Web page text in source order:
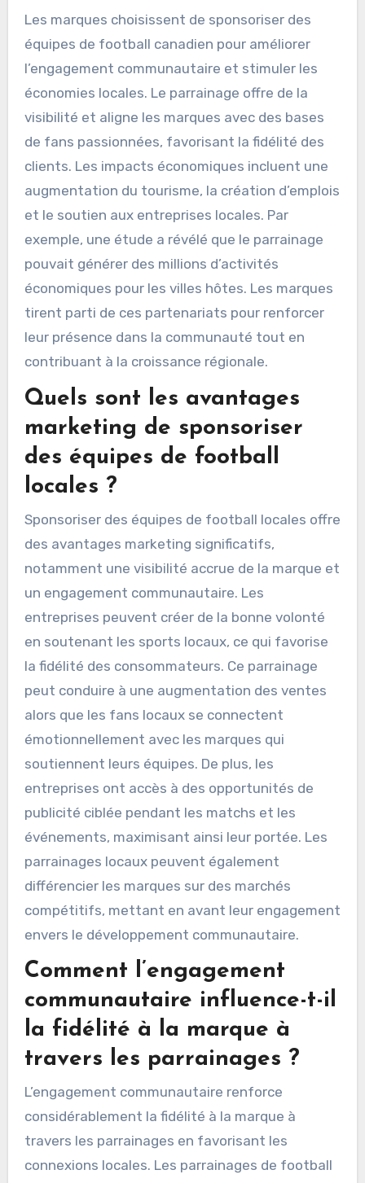
Les marques choisissent de sponsoriser des
équipes de football canadien pour améliorer
l’engagement communautaire et stimuler les
économies locales. Le parrainage offre de la
visibilité et aligne les marques avec des bases
de fans passionnées, favorisant la fidélité des
clients. Les impacts économiques incluent une
augmentation du tourisme, la création d’emplois
et le soutien aux entreprises locales. Par
exemple, une étude a révélé que le parrainage
pouvait générer des millions d’activités
économiques pour les villes hôtes. Les marques
tirent parti de ces partenariats pour renforcer
leur présence dans la communauté tout en
contribuant à la croissance régionale.
Quels sont les avantages
marketing de sponsoriser
des équipes de football
locales ?
Sponsoriser des équipes de football locales offre
des avantages marketing significatifs,
notamment une visibilité accrue de la marque et
un engagement communautaire. Les
entreprises peuvent créer de la bonne volonté
en soutenant les sports locaux, ce qui favorise
la fidélité des consommateurs. Ce parrainage
peut conduire à une augmentation des ventes
alors que les fans locaux se connectent
émotionnellement avec les marques qui
soutiennent leurs équipes. De plus, les
entreprises ont accès à des opportunités de
publicité ciblée pendant les matchs et les
événements, maximisant ainsi leur portée. Les
parrainages locaux peuvent également
différencier les marques sur des marchés
compétitifs, mettant en avant leur engagement
envers le développement communautaire.
Comment l’engagement
communautaire influence-t-il
la fidélité à la marque à
travers les parrainages ?
L’engagement communautaire renforce
considérablement la fidélité à la marque à
travers les parrainages en favorisant les
connexions locales. Les parrainages de football